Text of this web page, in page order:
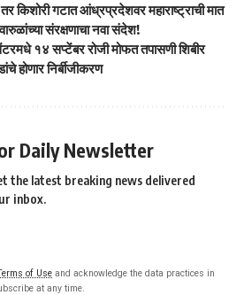
किशोरी गटात आंध्रप्रदेशवर महाराष्ट्राची मात
संरक्षणाचा नवा संदेश!
१४ सप्टेंबर रोजी मोफत तपासणी शिबीर
होणार निर्बीजीकरण
Daily Newsletter
the latest breaking news delivered
inbox.
of Use and acknowledge the data practices in
at any time.